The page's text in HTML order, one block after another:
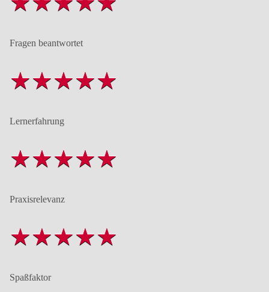
Fragen beantwortet
Lernerfahrung
Praxisrelevanz
Spaßfaktor